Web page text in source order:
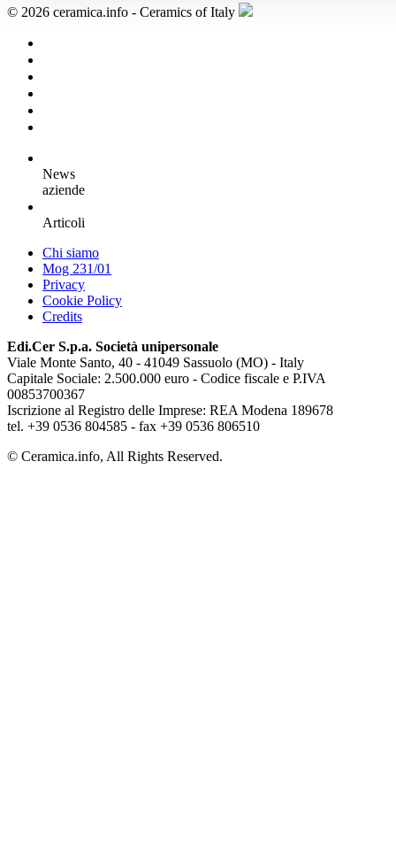
© 2026 ceramica.info - Ceramics of Italy
News
aziende
Articoli
Chi siamo
Mog 231/01
Privacy
Cookie Policy
Credits
Edi.Cer S.p.a. Società unipersonale
Viale Monte Santo, 40 - 41049 Sassuolo (MO) - Italy
Capitale Sociale: 2.500.000 euro - Codice fiscale e P.IVA
00853700367
Iscrizione al Registro delle Imprese: REA Modena 189678
tel. +39 0536 804585 - fax +39 0536 806510
© Ceramica.info, All Rights Reserved.